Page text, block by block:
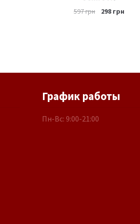
597грн 298грн
График работы
Пн-Вс: 9:00-21:00